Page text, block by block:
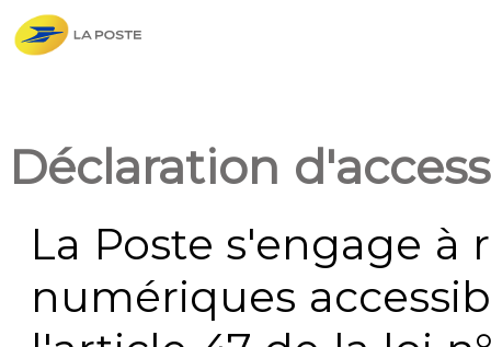
Déclaration
La Poste s'engage à
numériques